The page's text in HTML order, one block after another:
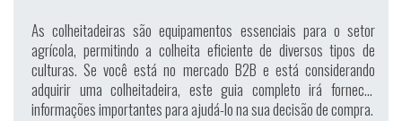
As colheitadeiras são equipamentos essenciais para o setor
agrícola, permitindo a colheita eficiente de diversos tipos de
culturas. Se você está no mercado B2B e está considerando
adquirir uma colheitadeira, este guia completo irá fornecer
informações importantes para ajudá-lo na sua decisão de compra.